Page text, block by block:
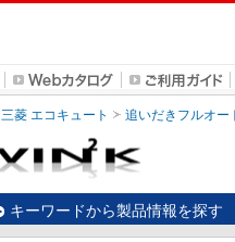
三菱 エコキュート 追いだきフルオー
キーワードから製品情報を探す